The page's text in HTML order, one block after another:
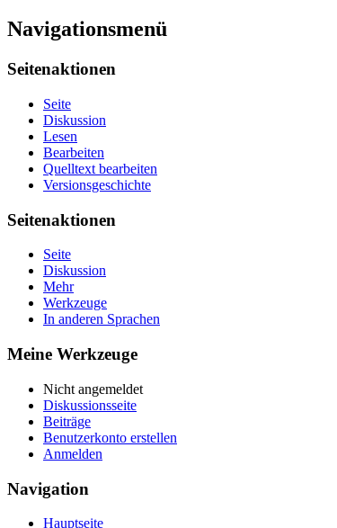
Navigationsmenü
Seitenaktionen
Seite
Diskussion
Lesen
Bearbeiten
Quelltext bearbeiten
Versionsgeschichte
Seitenaktionen
Seite
Diskussion
Mehr
Werkzeuge
In anderen Sprachen
Meine Werkzeuge
Nicht angemeldet
Diskussionsseite
Beiträge
Benutzerkonto erstellen
Anmelden
Navigation
Hauptseite